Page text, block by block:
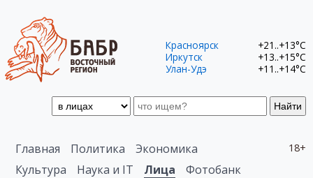
Найти
Красноярск
+21..+13°C
Иркутск
+13..+15°C
Улан-Удэ
+11..+14°C
18+
Главная Политика
Экономика
Культура
Наука и IT Лица
Фотобанк